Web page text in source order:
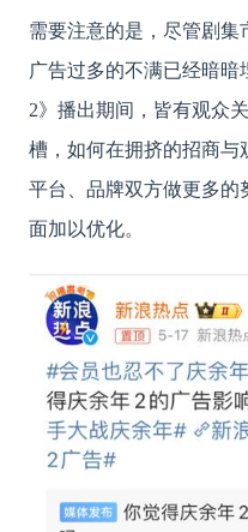
需要注意的是，尽管剧
广告过多的不满已经暗
2》播出期间，皆有观众
槽，如何在拥挤的招商与
平台、品牌双方做更多的
面加以优化。